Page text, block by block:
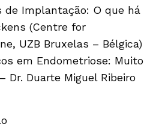
de Implantação: O que há
(Centre for
UZB Bruxelas – Bélgica)
em Endometriose: Muito
Dr. Duarte Miguel Ribeiro